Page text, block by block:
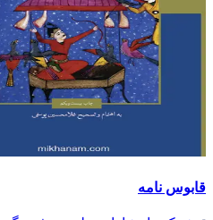
قابوس نامه